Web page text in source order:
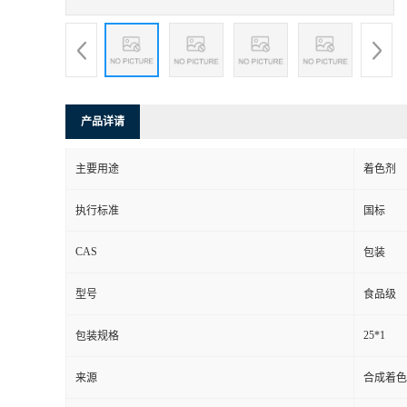
产品详请
主要用途 着色剂
执行标准 国标
CAS 包装
型号 食品级
包装规格 25*1
来源 合成着